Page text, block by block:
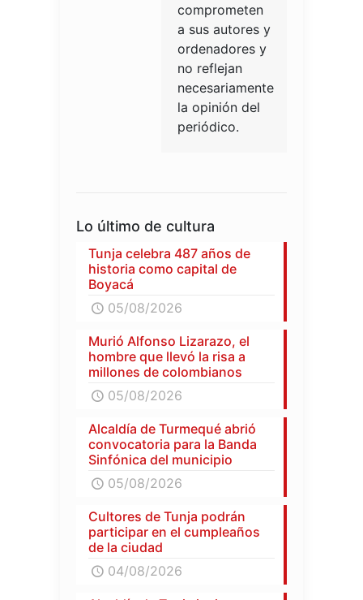
comprometen
a sus autores y
ordenadores y
no reflejan
necesariamente
la opinión del
periódico.
Lo último de cultura
Tunja celebra 487 años de
historia como capital de
Boyacá
05/08/2026
Murió Alfonso Lizarazo, el
hombre que llevó la risa a
millones de colombianos
05/08/2026
Alcaldía de Turmequé abrió
convocatoria para la Banda
Sinfónica del municipio
05/08/2026
Cultores de Tunja podrán
participar en el cumpleaños
de la ciudad
04/08/2026